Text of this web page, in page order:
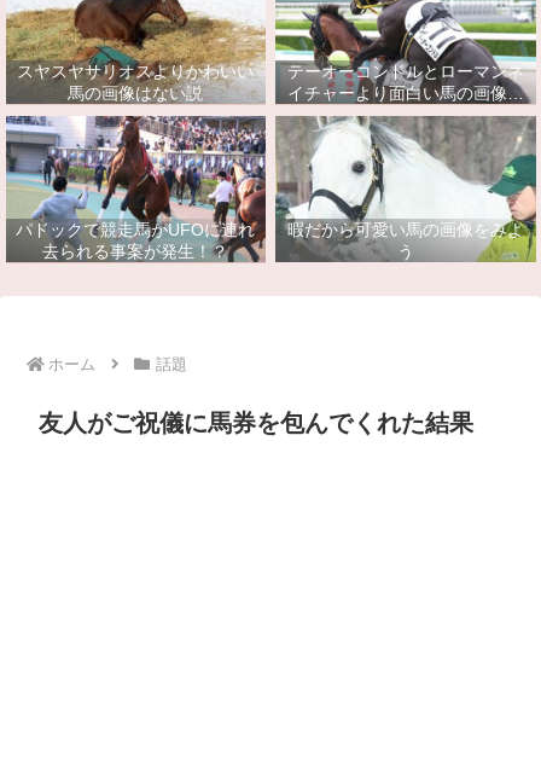
スヤスヤサリオスよりかわいい
馬の画像はない説
テーオーコンドルとローマンネ
イチャーより面白い馬の画像っ
てあるの？
パドックで競走馬がUFOに連れ
去られる事案が発生！？
暇だから可愛い馬の画像をみよ
う
ホーム 話題
友人がご祝儀に馬券を包んでくれた結果